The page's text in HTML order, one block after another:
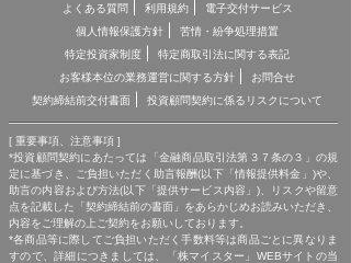
よくある質問
利用規約
電子交付サービス
個人情報保護方針
苦情・紛争処理措置
特定投資家制度
特定商取引法に関する表記
お客様本位の業務運営に関する方針
お問合せ
契約締結前交付書面
投資顧問契約に係るリスクについて
[ 重要事項、注意事項 ]
*投資顧問契約にあたっては「金融商品取引法第３７条の３」の規
定に基づき、ご負担いただく助言報酬(以下「情報提供料金」)や、
助言の内容および方法(以下「提供サービス内容」)、リスクや留意
点を記載した「契約締結前の書面」をあらかじめお読みいただき、
内容をご理解の上ご契約をお願いしております。
*各商品等に際してご負担いただく手数料等は商品ごとに異なりま
すので、詳細につきましては、「株マイスター」WEBサイトの当